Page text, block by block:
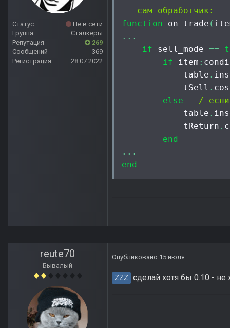
Статус
Не в сети
Группа
Сталкеры
Репутация
269
Сообщений
369
Регистрация
28.07.2022
-- сам обработчик:
function on_trade (
...
if sell_mode ==
if item :
            table
.
            tSell
.
else
--/ если
            table
.
            tReturn
.
end
...
end
reute70
Бывалый
Опубликовано 15 июля
ZZZ сделай хотя бы 0.10 -